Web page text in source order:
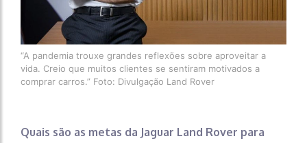
“A pandemia trouxe grandes reflexões sobre aproveitar a
vida. Creio que muitos clientes se sentiram motivados a
comprar carros.” Foto: Divulgação Land Rover
Quais são as metas da Jaguar Land Rover para